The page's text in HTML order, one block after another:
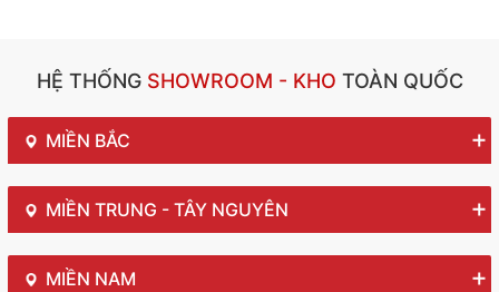
HỆ THỐNGSHOWROOM - KHO TOÀN QUỐC
MIỀN BẮC
MIỀN TRUNG - TÂY NGUYÊN
MIỀN NAM